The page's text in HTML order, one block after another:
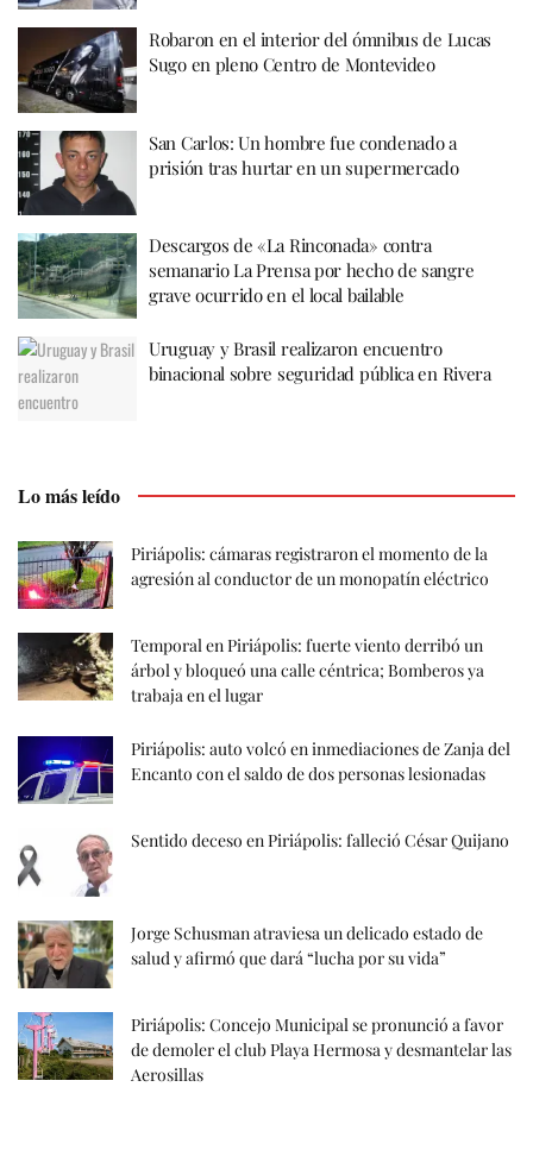
Robaron en el interior del ómnibus de Lucas
Sugo en pleno Centro de Montevideo
San Carlos: Un hombre fue condenado a
prisión tras hurtar en un supermercado
Descargos de «La Rinconada» contra
semanario La Prensa por hecho de sangre
grave ocurrido en el local bailable
Uruguay y Brasil realizaron encuentro
binacional sobre seguridad pública en Rivera
Lo más leído
Piriápolis: cámaras registraron el momento de la
agresión al conductor de un monopatín eléctrico
Temporal en Piriápolis: fuerte viento derribó un
árbol y bloqueó una calle céntrica; Bomberos ya
trabaja en el lugar
Piriápolis: auto volcó en inmediaciones de Zanja del
Encanto con el saldo de dos personas lesionadas
Sentido deceso en Piriápolis: falleció César Quijano
Jorge Schusman atraviesa un delicado estado de
salud y afirmó que dará “lucha por su vida”
Piriápolis: Concejo Municipal se pronunció a favor
de demoler el club Playa Hermosa y desmantelar las
Aerosillas